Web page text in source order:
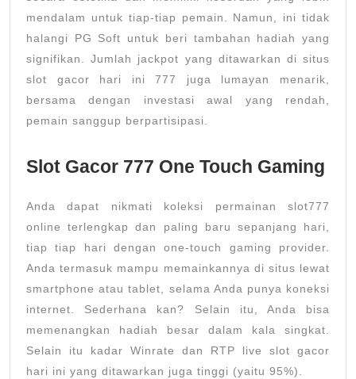
mendalam untuk tiap-tiap pemain. Namun, ini tidak
halangi PG Soft untuk beri tambahan hadiah yang
signifikan. Jumlah jackpot yang ditawarkan di situs
slot gacor hari ini 777 juga lumayan menarik,
bersama dengan investasi awal yang rendah,
pemain sanggup berpartisipasi.
Slot Gacor 777 One Touch Gaming
Anda dapat nikmati koleksi permainan slot777
online terlengkap dan paling baru sepanjang hari,
tiap tiap hari dengan one-touch gaming provider.
Anda termasuk mampu memainkannya di situs lewat
smartphone atau tablet, selama Anda punya koneksi
internet. Sederhana kan? Selain itu, Anda bisa
memenangkan hadiah besar dalam kala singkat.
Selain itu kadar Winrate dan RTP live slot gacor
hari ini yang ditawarkan juga tinggi (yaitu 95%).